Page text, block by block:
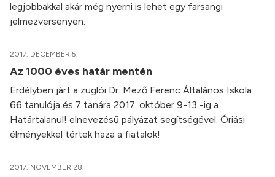
legjobbakkal akár még nyerni is lehet egy farsangi
jelmezversenyen.
2017. DECEMBER 5.
Az 1000 éves határ mentén
Erdélyben járt a zuglói Dr. Mező Ferenc Általános Iskola
66 tanulója és 7 tanára 2017. október 9-13 -ig a
Határtalanul! elnevezésű pályázat segítségével. Óriási
élményekkel tértek haza a fiatalok!
2017. NOVEMBER 28.